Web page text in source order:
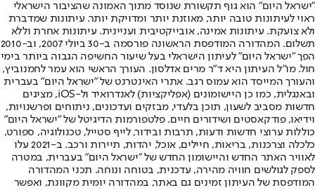
"ישראל היום" הוא גוף תקשורת שנוסד מתוך האמונה שהציבור הישראלי
ראוי לעיתונות טובה יותר, מאוזנת יותר ומדויקת יותר. עיתונות שמדברת
ולא צועקת. עיתונות אמינה, אובייקטיבית ועניינית. עיתונות אחרת וללא
תשלום. המהדורה המודפסת הראשונה פורסמה ב-30 ביולי 2007, וב-2010
הפך "ישראל היום" לעיתון הישראלי בעל שיעור החשיפה הגבוה ביותר בימי
חול. מו"ל העיתון היא ד"ר מרים אדלסון. העורך הראשי הוא עמר לחמנוביץ,
והעורך המייסד הוא עמוס רגב. אתרי האינטרנט של "ישראל היום" בעברית
ובאנגלית, כמו כן היישומונים (אפליקציות) לאנדרואיד ול-iOS, מציגים
חדשות מסביב לשעון, תוכן בלעדי, מבזקים ועדכונים, ניתוחים ופרשנויות,
וידיאו, פודקאסטים ושידורים חיים. פלטפורמות הדיגיטל של "ישראל היום"
כוללות ערוצי חדשות ודעות, תרבות ובידור, לייף סטייל, טכנולוגיה, ספורט,
כלכלה וצרכנות, בריאות, חיילים, אוכל, יהדות, תיירות ורכב. ב-2021 עלו
לאוויר האתר החדש והיישומון החדש של "ישראל היום" בעברית, במטרה
לספק לגולשים חוויה מהירה, עדכנית, בטוחה ונוחה. תכני המהדורה
המודפסת של העיתון זמינים גם באתר, במהדורה יומית מקוונת, ואפשר